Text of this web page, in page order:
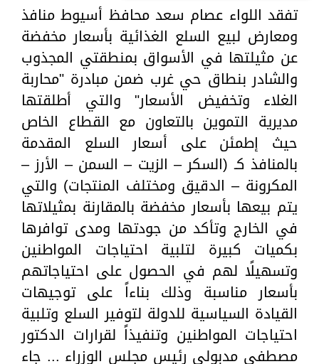
تفقد اللواء عصام سعد محافظ أسيوط منافذ
ومعارض لبيع السلع الغذائية بأسعار مخفضة
عن مثيلتها في الأسواق بمنطقتي المجذوب
والشادر بنطاق حي غرب ضمن مبادرة "محاربة
الغلاء وتخفيض الأسعار" والتي أطلقتها
مديرية التموين بالتعاون مع القطاع الخاص
حيث إطمئن على أسعار السلع المقدمة
بالمنافذ كـ (السكر – الزيت – السمن – الأرز –
المكرونة – الدقيق ومختلف المنتجات) والتي
يتم بيعها بأسعار مخفضة بالمقارنة بمثيلاتها
في الخارج وتأكد من جودتها ومدى توافرها
بكميات كبيرة لتلبية احتياجات المواطنين
وتسهيلًا لهم في الحصول على احتياجاتهم
بأسعار مناسبة وذلك بناءاً على توجيهات
القيادة السياسية للدولة لتوفير السلع وتلبية
احتياجات المواطنين وتنفيذاً لقرارات الدكتور
مصطفى مدبولي رئيس مجلس الوزراء ... جاء